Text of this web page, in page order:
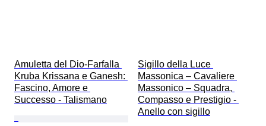
Amuletta del Dio-Farfalla
Kruba Krissana e Ganesh:
Fascino, Amore e
Successo - Talismano
Sigillo della Luce
Massonica – Cavaliere
Massonico – Squadra,
Compasso e Prestigio -
Anello con sigillo